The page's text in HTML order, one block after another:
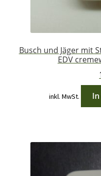
Busch und Jäger mit
EDV
inkl. MwSt.